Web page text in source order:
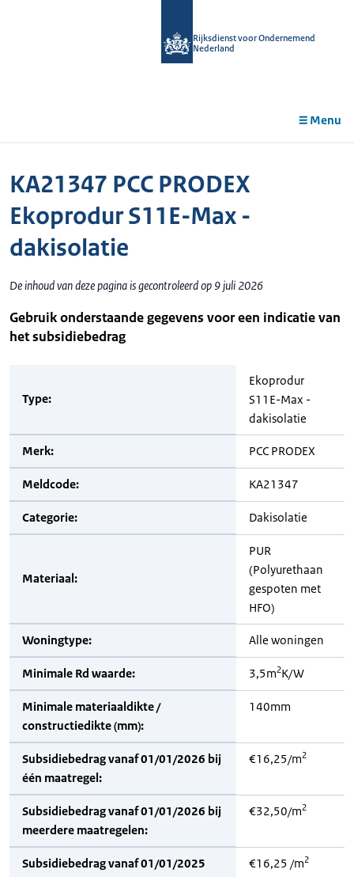
Rijksdienst voor Ondernemend
Nederland
Menu
KA21347 PCC PRODEX
Ekoprodur S11E-Max -
dakisolatie
De inhoud van deze pagina is gecontroleerd op 9 juli 2026
Gebruik onderstaande gegevens voor een indicatie van
het subsidiebedrag
Type:
Ekoprodur
S11E-Max -
dakisolatie
Merk: PCC PRODEX
Meldcode: KA21347
Categorie: Dakisolatie
Materiaal:
PUR
(Polyurethaan
gespoten met
HFO)
Woningtype: Alle woningen
Minimale Rd waarde: 3,5m2K/W
Minimale materiaaldikte /
constructiedikte (mm):
140mm
Subsidiebedrag vanaf 01/01/2026 bij
één maatregel:
€16,25/m2
Subsidiebedrag vanaf 01/01/2026 bij
meerdere maatregelen:
€32,50/m2
Subsidiebedrag vanaf 01/01/2025
€16,25 /m2